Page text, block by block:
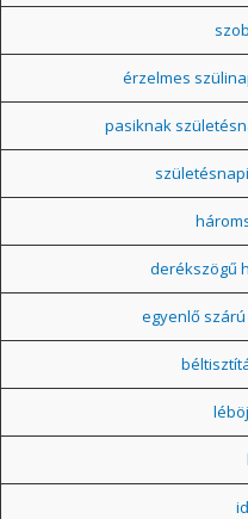
érzelmes
pasiknak
derékszögű
egyenlő